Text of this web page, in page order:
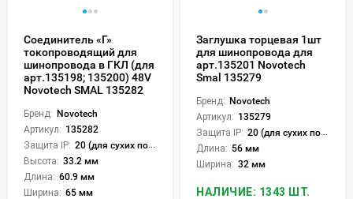
Соединитель «Г»
токопроводящий для
шинопровода в ГКЛ (для
арт.135198; 135200) 48V
Novotech SMAL 135282
Бренд: Novotech
Артикул: 135282
Защита IP: 20 (для сухих пом.)
Высота: 33.2 мм
Длина: 60.9 мм
Ширина: 65 мм
Заглушка торцевая 1шт
для шинопровода для
арт.135201 Novotech
Smal 135279
Бренд: Novotech
Артикул: 135279
Защита IP: 20 (для сухих пом.)
Длина: 56 мм
Ширина: 32 мм
НАЛИЧИЕ: 1343 ШТ.